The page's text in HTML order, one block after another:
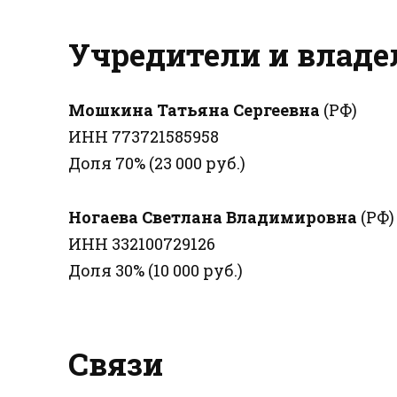
Учредители и
Мошкина Татьяна Сергеевна (РФ)
ИНН 773721585958
Доля 70% (23 000 руб.)
Ногаева Светлана Владимировна (РФ)
ИНН 332100729126
Доля 30% (10 000 руб.)
Связи